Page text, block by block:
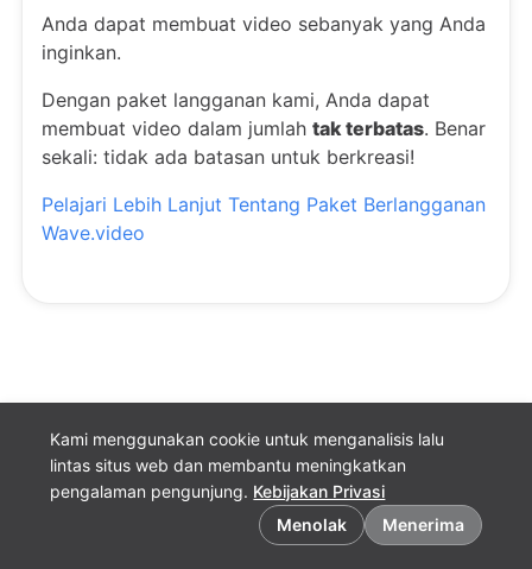
Kami menggunakan cookie untuk menganalisis lalu
lintas situs web dan membantu meningkatkan
pengalaman pengunjung. Kebijakan Privasi
Menolak
Menerima
Anda dapat membuat video sebanyak yang Anda
inginkan.
Dengan paket langganan kami, Anda dapat
membuat video dalam jumlah tak terbatas. Benar
sekali: tidak ada batasan untuk berkreasi!
Pelajari Lebih Lanjut Tentang Paket Berlangganan
Wave.video
Preferensi cookie